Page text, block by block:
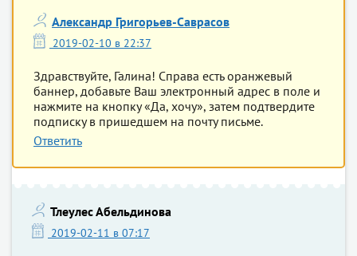
Александр Григорьев-Саврасов
2019-02-10 в 22:37
Здравствуйте, Галина! Справа есть оранжевый
баннер, добавьте Ваш электронный адрес в поле и
нажмите на кнопку «Да, хочу», затем подтвердите
подписку в пришедшем на почту письме.
Ответить
Тлеулес Абельдинова
2019-02-11 в 07:17